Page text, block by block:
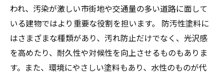
われ、汚染が激しい市街地や交通量の多い道路に面して
いる建物ではより重要な役割を担います。 防汚性塗料に
はさまざまな種類があり、汚れ防止だけでなく、光沢感
を高めたり、耐久性や対候性を向上させるものもありま
す。また、環境にやさしい塗料もあり、水性のものが代